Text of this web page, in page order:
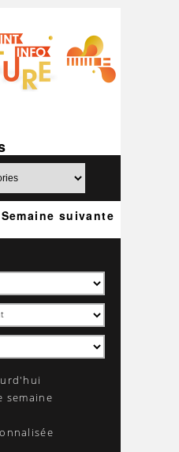
Semaine suivante
semaine